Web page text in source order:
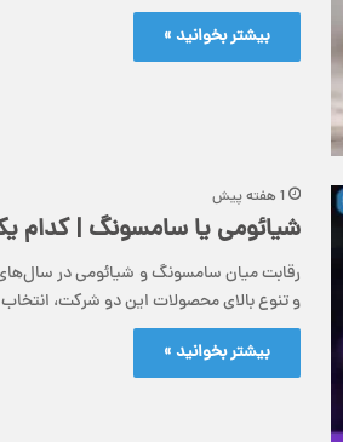
بیشتر بخوانید »
1 هفته پیش
شیائومی یا سامسونگ | کدام
رقابت میان سامسونگ و شیائومی در
و تنوع بالای محصولات این دو شرکت،
بیشتر بخوانید »